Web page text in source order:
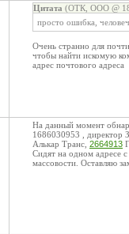
Цитата (ОТК, ООО @
просто ошибка,
Очень странно для
чтобы найти искомую
адрес почтового адреса
На данный момент
1686030953 ,
Алькар Транс, 2664913
Сидят на одном адресе
массовости. Оставляю